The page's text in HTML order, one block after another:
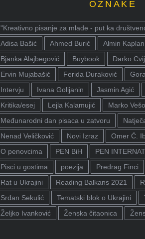
OZNAKE
"Kreativno pisanje za mlade - put ka
Adisa Bašić
Ahmed Burić
Almin Kaplan
Bjanka Alajbegović
Buybook
Darko
Ervin Mujabašić
Ferida Duraković
Intervju
Ivana Golijanin
Jasmin Agić
Kritika/esej
Lejla Kalamujić
Marko
Međunarodni dan pisaca u zatvoru
Nenad Veličković
Novi Izraz
Omer Ć.
O penovcima
PEN BiH
PEN
Pisci u gostima
poezija
Predrag Finci
Rat u Ukrajini
Reading Balkans 2021
Srđan Sekulić
Tematski blok o Ukrajini
Željko Ivanković
Ženska čitaonica